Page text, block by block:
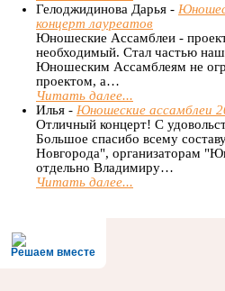
Гелоджидинова Дарья -
концерт лауреатов
Юношеские Ассамблеи -
необходимый. Стал частью
Юношеским Ассамблеям не
проектом, а…
Читать далее...
Илья - Юношеские ассамблеи
Отличный концерт! С
Большое спасибо всему
Новгорода", организаторам
отдельно Владимиру…
Читать далее...
Решаем вместе